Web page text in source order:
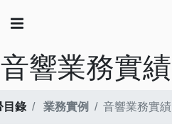
音響業務實績
目錄 業務實例 音響業務實績